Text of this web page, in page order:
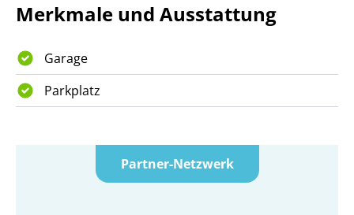
Merkmale und Ausstattung
Garage
Parkplatz
Partner-Netzwerk